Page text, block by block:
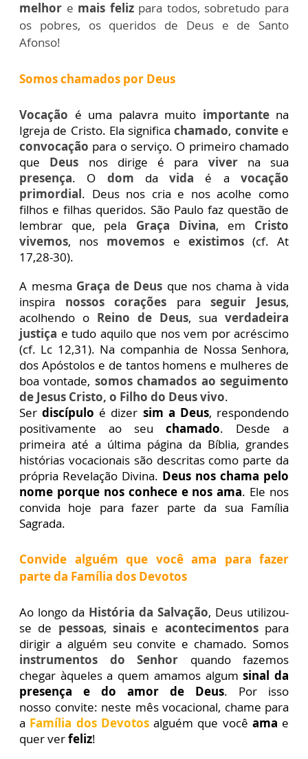
melhor e mais felizpara todos, sobretudo para
os pobres, os queridos de Deus e de Santo
Afonso!
Somos chamados por Deus
Vocação é uma palavra muito importantena
Igreja de Cristo. Ela significachamado, convitee
convocação para o serviço. O primeiro chamado
que Deus nos dirige é para viverna sua
presença. O dom davida é avocação
primordial. Deus nos cria e nos acolhe como
filhos e filhas queridos. São Paulo faz questão de
lembrar que, pela Graça Divina, em Cristo
vivemos, nos movemos e existimos(cf. At
17,28-30).
A mesma Graça de Deus que nos chama à vida
inspira nossos corações paraseguir Jesus,
acolhendo o Reino de Deus, sua verdadeira
justiça e tudo aquilo que nos vem por acréscimo
(cf. Lc 12,31). Na companhia de Nossa Senhora,
dos Apóstolos e de tantos homens e mulheres de
boa vontade, somos chamados ao seguimento
de Jesus Cristo, o Filho do Deus vivo.
Serdiscípulo é dizer sim a Deus, respondendo
positivamente ao seu chamado. Desde a
primeira até a última página da Bíblia, grandes
histórias vocacionais são descritas como parte da
própria Revelação Divina. Deus nos chama pelo
nome porque nos conhece e nos ama. Ele nos
convida hoje para fazer parte da sua Família
Sagrada.
Convide alguém que você ama para fazer
parte da Família dos Devotos
Ao longo da História da Salvação, Deus utilizou-
se de pessoas,sinais e acontecimentospara
dirigir a alguém seu convite e chamado. Somos
instrumentos do Senhor quando fazemos
chegar àqueles a quem amamos algumsinal da
presença e do amor de Deus. Por isso
nosso convite: neste mês vocacional, chame para
a Família dos Devotosalguém que você ama e
quer verfeliz!